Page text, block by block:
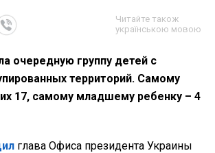
Читайте також
українською мовою
очередную группу детей с
территорий. Самому
17, самому младшему ребенку – 4
глава Офиса президента Украины